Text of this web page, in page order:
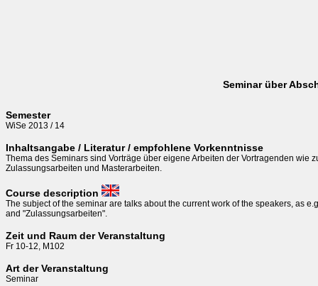
Seminar über
Semester
WiSe 2013 / 14
Inhaltsangabe / Literatur / empfohlene Vorkenntnisse
Thema des Seminars sind Vorträge über eigene Arbeiten der Vortragenden wie
Zulassungsarbeiten und Masterarbeiten.
Course description
The subject of the seminar are talks about the current work of the speakers, as
and "Zulassungsarbeiten".
Zeit und Raum der Veranstaltung
Fr 10-12, M102
Art der Veranstaltung
Seminar